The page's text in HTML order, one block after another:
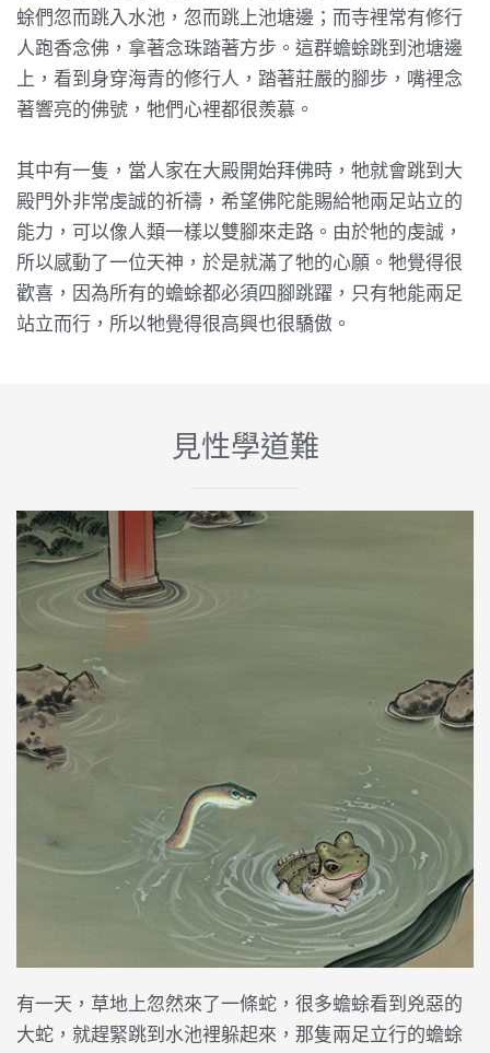
蜍們忽而跳入水池，忽而跳上池塘邊；而寺裡常有修行
人跑香念佛，拿著念珠踏著方步。這群蟾蜍跳到池塘邊
上，看到身穿海青的修行人，踏著莊嚴的腳步，嘴裡念
著響亮的佛號，牠們心裡都很羨慕。
其中有一隻，當人家在大殿開始拜佛時，牠就會跳到大
殿門外非常虔誠的祈禱，希望佛陀能賜給牠兩足站立的
能力，可以像人類一樣以雙腳來走路。由於牠的虔誠，
所以感動了一位天神，於是就滿了牠的心願。牠覺得很
歡喜，因為所有的蟾蜍都必須四腳跳躍，只有牠能兩足
站立而行，所以牠覺得很高興也很驕傲。
見性學道難
有一天，草地上忽然來了一條蛇，很多蟾蜍看到兇惡的
大蛇，就趕緊跳到水池裡躲起來，那隻兩足立行的蟾蜍